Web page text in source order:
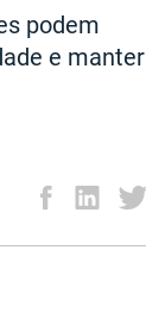
podem
e manter